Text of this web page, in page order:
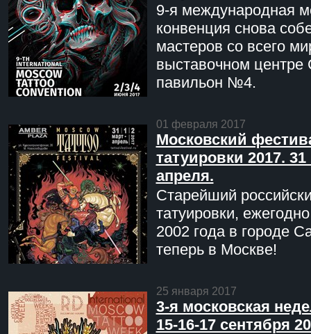
9-я международная
конвенция снова
мастеров со всего
выставочном центре
павильон №4.
01 февраля 2017
Московский
татуировки 2017. 31
апреля.
Старейший
татуировки,
2002 года в городе
теперь в Москве!
25 января 2017
3-я московская
15-16-17 сентября